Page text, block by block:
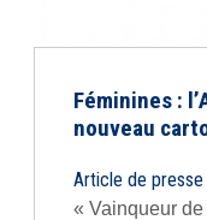
Féminines :
nouveau
Article de
« Vainqueur